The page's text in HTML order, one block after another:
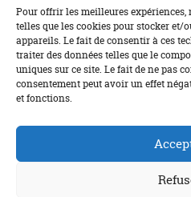
Pour offrir les meilleures
telles que les cookies pour stocker et/
appareils. Le fait de consentir à ces
traiter des données telles que le
uniques sur ce site. Le fait de ne pas
consentement peut avoir un effet
et fonctions.
Abonnez-vous à notre
courant des dernières
crédit